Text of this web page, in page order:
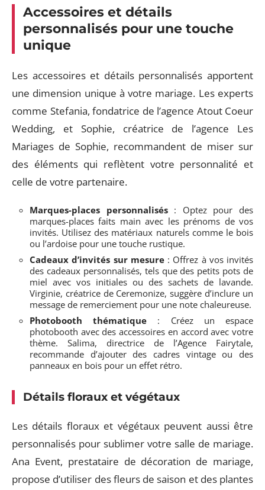
Accessoires et détails
personnalisés pour une touche
unique
Les accessoires et détails personnalisés apportent
une dimension unique à votre mariage. Les experts
comme Stefania, fondatrice de l’agence Atout Coeur
Wedding, et Sophie, créatrice de l’agence Les
Mariages de Sophie, recommandent de miser sur
des éléments qui reflètent votre personnalité et
celle de votre partenaire.
Marques-places personnalisés: Optez pour des
marques-places faits main avec les prénoms de vos
invités. Utilisez des matériaux naturels comme le bois
ou l’ardoise pour une touche rustique.
Cadeaux d’invités sur mesure: Offrez à vos invités
des cadeaux personnalisés, tels que des petits pots de
miel avec vos initiales ou des sachets de lavande.
Virginie, créatrice de Ceremonize, suggère d’inclure un
message de remerciement pour une note chaleureuse.
Photobooth thématique : Créez un espace
photobooth avec des accessoires en accord avec votre
thème. Salima, directrice de l’Agence Fairytale,
recommande d’ajouter des cadres vintage ou des
panneaux en bois pour un effet rétro.
Détails floraux et végétaux
Les détails floraux et végétaux peuvent aussi être
personnalisés pour sublimer votre salle de mariage.
Ana Event, prestataire de décoration de mariage,
propose d’utiliser des fleurs de saison et des plantes